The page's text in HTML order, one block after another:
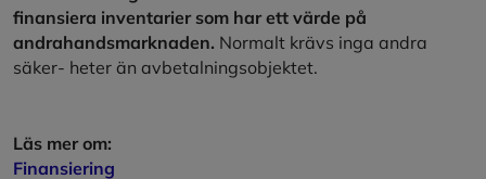
finansiera inventarier som har ett värde på
andrahandsmarknaden. Normalt krävs inga andra
säker- heter än avbetalningsobjektet.
Läs mer om:
Finansiering